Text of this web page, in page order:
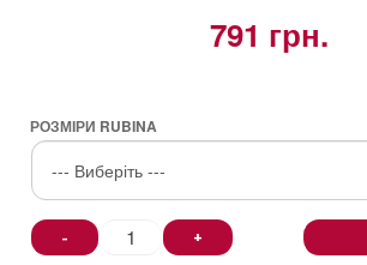
791 грн.
РОЗМІРИ RUBINA
- +